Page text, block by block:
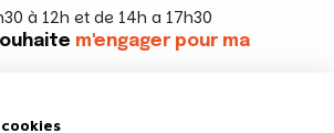
à 12h et de 14h a 17h30
m'engager pour ma